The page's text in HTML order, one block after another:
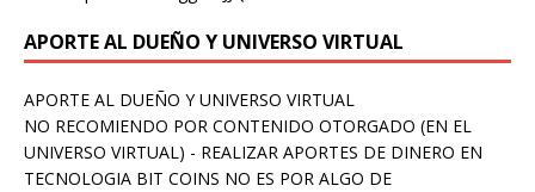
APORTE AL DUEÑO Y UNIVERSO VIRTUAL
APORTE AL DUEÑO Y UNIVERSO VIRTUAL
NO RECOMIENDO POR CONTENIDO OTORGADO (EN EL
UNIVERSO VIRTUAL) - REALIZAR APORTES DE DINERO EN
TECNOLOGIA BIT COINS NO ES POR ALGO DE